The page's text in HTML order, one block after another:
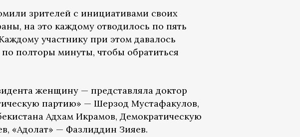
зрителей с инициативами своих
на это каждому отводилось по пять
участнику при этом давалось
полторы минуты, чтобы обратиться
женщину — представляла доктор
партию» — Шерзод Мустафакулов,
Адхам Икрамов, Демократическую
«Адолат» — Фазлиддин Зияев.